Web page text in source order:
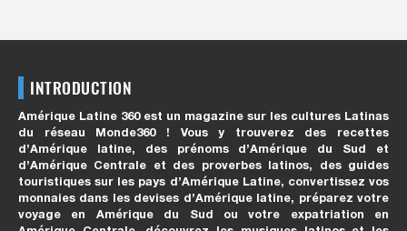
INTRODUCTION
Amérique Latine 360 est un magazine sur les cultures Latinas
du réseau Monde360 ! Vous y trouverez des recettes
d’Amérique latine, des prénoms d’Amérique du Sud et
d’Amérique Centrale et des proverbes latinos, des guides
touristiques sur les pays d’Amérique Latine, convertissez vos
monnaies dans les devises d’Amérique latine, préparez votre
voyage en Amérique du Sud ou votre expatriation en